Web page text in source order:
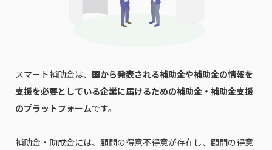
スマート補助金は、 国から発表される補助金や補助金の情報を
支援を必要としている企業に届けるための補助金・補助金支援
のプラットフォームです。
補助金・助成金には、顧問の得意不得意が存在し、顧問の得意